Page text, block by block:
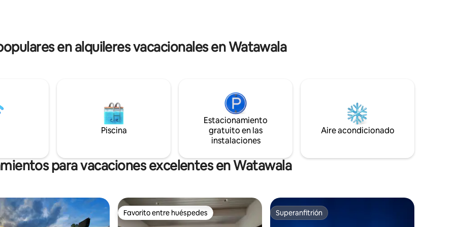
en alquileres vacacionales en Watawala
Piscina
Estacionamiento
gratuito en las
instalaciones
Aire acondicionado
para vacaciones excelentes en Watawala
Favorito entre huéspedes
Favorito entre huéspedes Superanfitrión
Superanfitrión